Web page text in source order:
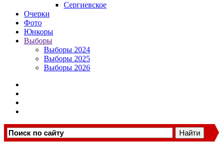
Сергиевское
Очерки
Фото
Юнкоры
Выборы
Выборы 2024
Выборы 2025
Выборы 2026